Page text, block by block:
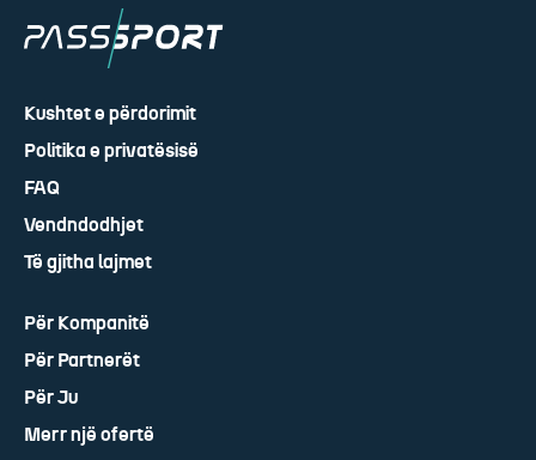
Kushtet e përdorimit
Politika e privatësisë
FAQ
Vendndodhjet
Të gjitha lajmet
Për Kompanitë
Për Partnerët
Për Ju
Merr një ofertë